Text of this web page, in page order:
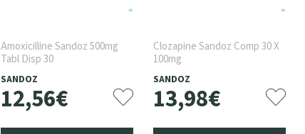
Amoxicilline Sandoz 500mg
Tabl Disp 30
SANDOZ
12,56€
Clozapine Sandoz Comp 30 X
100mg
SANDOZ
13,98€